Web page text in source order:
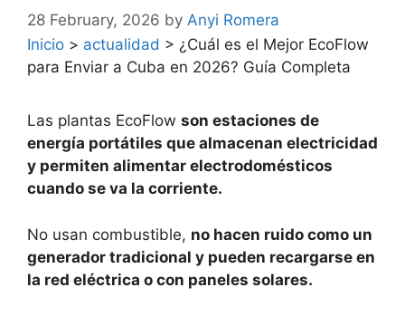
28 February, 2026 by Anyi Romera
Inicio > actualidad > ¿Cuál es el Mejor EcoFlow
para Enviar a Cuba en 2026? Guía Completa
Las plantas EcoFlow son estaciones de
energía portátiles que almacenan electricidad
y permiten alimentar electrodomésticos
cuando se va la corriente.
No usan combustible, no hacen ruido como un
generador tradicional y pueden recargarse en
la red eléctrica o con paneles solares.